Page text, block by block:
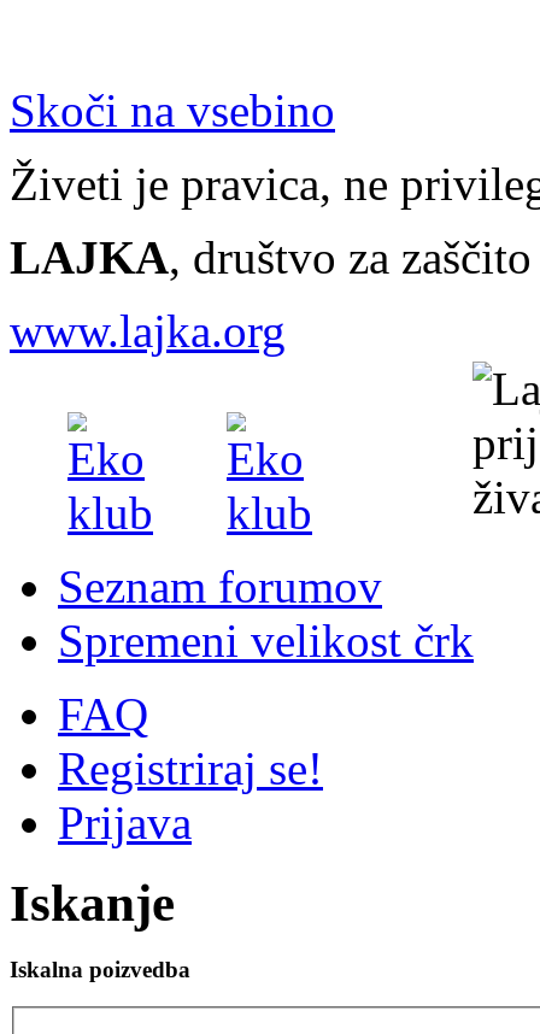
Skoči na vsebino
Živeti je pravica, ne
LAJKA, društvo za
www.lajka.org
Seznam forumov
Spremeni velikost črk
FAQ
Registriraj se!
Prijava
Iskanje
Iskalna poizvedba